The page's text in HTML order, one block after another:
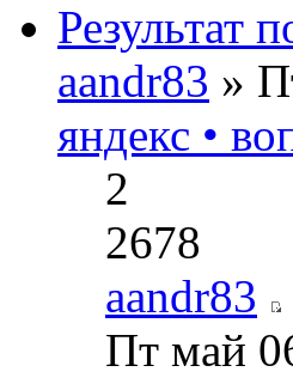
Результат
aandr83 »
яндекс •
2
2678
aandr83
Пт май